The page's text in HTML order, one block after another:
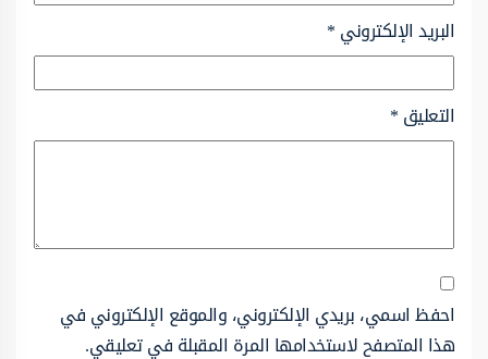
البريد الإلكتروني*
التعليق*
احفظ اسمي، بريدي الإلكتروني، والموقع الإلكتروني في
هذا المتصفح لاستخدامها المرة المقبلة في تعليقي.